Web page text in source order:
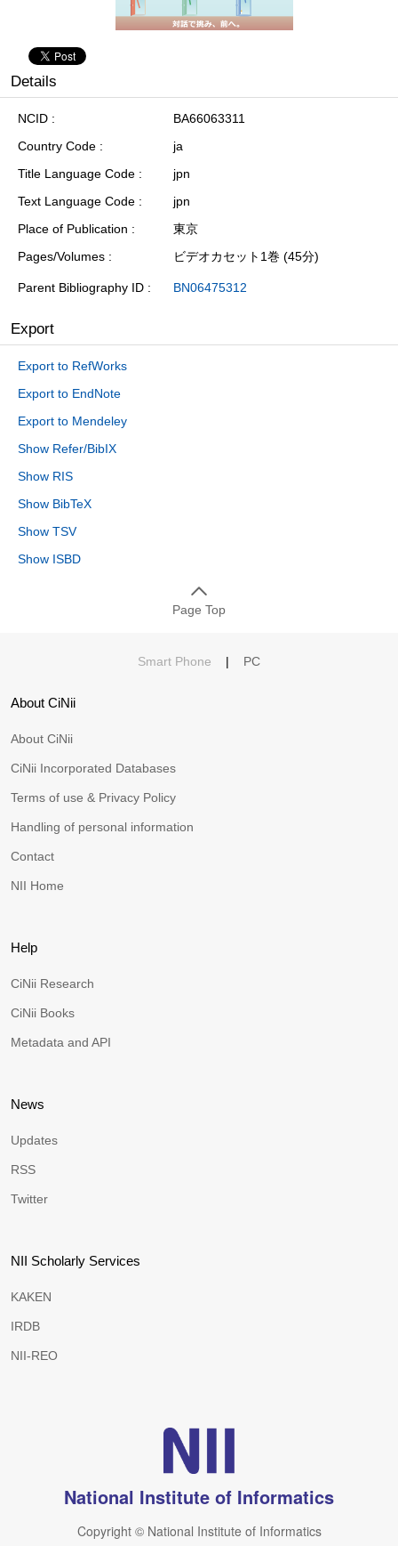
Details
NCID
BA66063311
Country Code
ja
Title Language Code
jpn
Text Language Code
jpn
Place of Publication
東京
Pages/Volumes
ビデオカセット1巻 (45分)
Parent Bibliography ID BN06475312
Export
Export to RefWorks
Export to EndNote
Export to Mendeley
Show Refer/BibIX
Show RIS
Show BibTeX
Show TSV
Show ISBD
Page Top
Smart Phone | PC
About CiNii
About CiNii
CiNii Incorporated Databases
Terms of use & Privacy Policy
Handling of personal information
Contact
NII Home
Help
CiNii Research
CiNii Books
Metadata and API
News
Updates
RSS
Twitter
NII Scholarly Services
KAKEN
IRDB
NII-REO
National Institute of Informatics
Copyright © National Institute of Informatics